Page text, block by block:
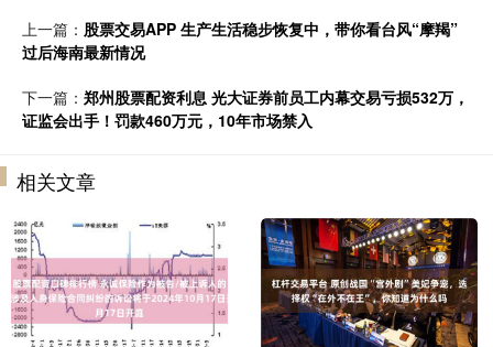
上一篇： 股票交易APP 生产生活稳步恢复中，带你看台风“摩羯”
过后海南最新情况
下一篇： 郑州股票配资利息 光大证券前员工内幕交易亏损532万，
证监会出手！罚款460万元，10年市场禁入
相关文章